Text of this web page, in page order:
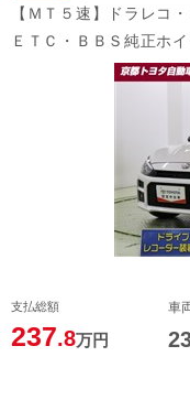
【ＭＴ５速】ドラレコ
ＥＴＣ・ＢＢＳ純正ホ
支払総額
237.8万円
車